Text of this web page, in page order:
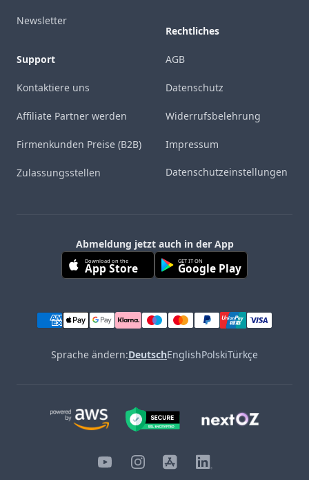
Newsletter
Support
Kontaktiere uns
Affiliate Partner werden
Firmenkunden Preise (B2B)
Zulassungsstellen
Rechtliches
AGB
Datenschutz
Widerrufsbelehrung
Impressum
Datenschutzeinstellungen
Abmeldung jetzt auch in der App
Download on the
App Store GET IT ON
Google Play
Sprache ändern:DeutschEnglishPolskiTürkçe
YouTubeInstagram
iOS LinkedIn